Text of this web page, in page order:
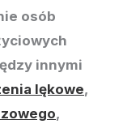
osób
innymi
lękowe,
,